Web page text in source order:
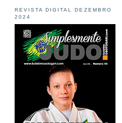
REVISTA DIGITAL DEZEMBRO
2024